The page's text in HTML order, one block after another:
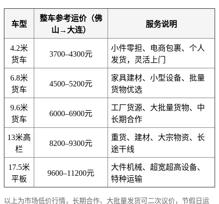
车型
整车参考运价（佛
山→大连）
服务说明
4.2米
货车
3700–4300元
小件零担、电商包裹、个人
发货，灵活上门
6.8米
货车
4500–5200元
家具建材、小型设备、批量
货物优选
9.6米
货车
6000–6900元
工厂货源、大批量货物、中
长期合作
13米高
栏
8200–9300元
重货、建材、大宗物资、长
途干线
17.5米
平板
9600–11200元
大件机械、超宽超高设备、
特种运输
以上为市场低价行情，长期合作、大批量发货可二次议价，节假日运